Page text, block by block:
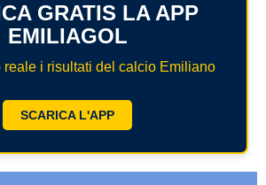
GRATIS LA APP
EMILIAGOL
reale i risultati del calcio Emiliano
SCARICA L'APP